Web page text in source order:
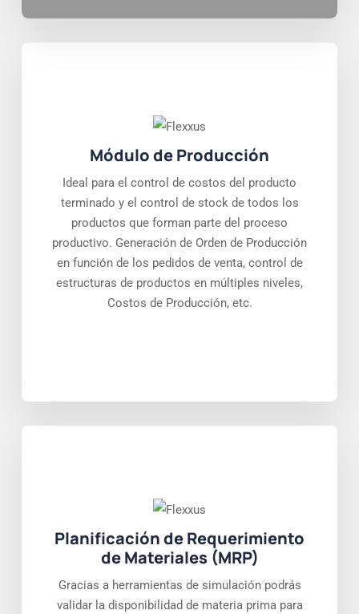
Módulo de Producción
Ideal para el control de costos del producto
terminado y el control de stock de todos los
productos que forman parte del proceso
productivo. Generación de Orden de Producción
en función de los pedidos de venta, control de
estructuras de productos en múltiples niveles,
Costos de Producción, etc.
Planificación de Requerimiento
de Materiales (MRP)
Gracias a herramientas de simulación podrás
validar la disponibilidad de materia prima para